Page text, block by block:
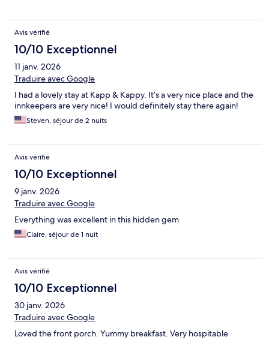
Avis vérifié
10/10 Exceptionnel
11 janv. 2026
Traduire avec Google
I had a lovely stay at Kapp & Kappy. It’s a very nice place and the
innkeepers are very nice! I would definitely stay there again!
Steven, séjour de 2 nuits
Avis vérifié
10/10 Exceptionnel
9 janv. 2026
Traduire avec Google
Everything was excellent in this hidden gem
Claire, séjour de 1 nuit
Avis vérifié
10/10 Exceptionnel
30 janv. 2026
Traduire avec Google
Loved the front porch. Yummy breakfast. Very hospitable